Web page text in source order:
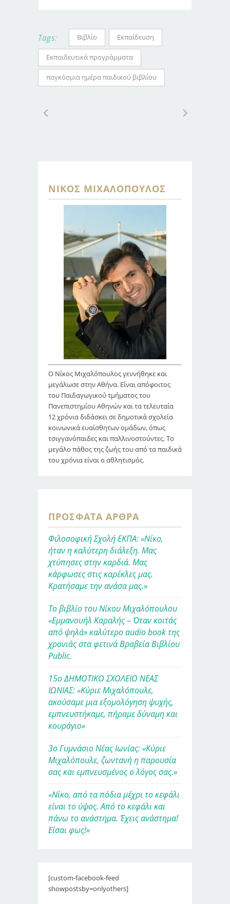
Tags: Βιβλίο Εκπαίδευση
Εκπαιδευτικά προγράμματα
παγκόσμια ημέρα παιδικού βιβλίου
ΝΊΚΟΣ ΜΙΧΑΛΌΠΟΥΛΟΣ
Ο Νίκος Μιχαλόπουλος γεννήθηκε και
μεγάλωσε στην Αθήνα. Είναι απόφοιτος
του Παιδαγωγικού τμήματος του
Πανεπιστημίου Αθηνών και τα τελευταία
12 χρόνια διδάσκει σε δημοτικά σχολεία
κοινωνικά ευαίσθητων ομάδων, όπως
τσιγγανόπαιδες και παλλινοστούντες. Το
μεγάλο πάθος της ζωής του από τα παιδικά
του χρόνια είναι ο αθλητισμός.
ΠΡΌΣΦΑΤΑ ΆΡΘΡΑ
Φιλοσοφική Σχολή ΕΚΠΑ: «Νίκο,
ήταν η καλύτερη διάλεξη. Μας
χτύπησες στην καρδιά. Μας
κάρφωσες στις καρέκλες μας.
Κρατήσαμε την ανάσα μας.»
Το βιβλίο του Νίκου Μιχαλόπουλου
«Εμμανουήλ Καραλής – Όταν κοιτάς
από ψηλά» καλύτερο audio book της
χρονιάς στα φετινά Βραβεία Βιβλίου
Public.
15ο ΔΗΜΟΤΙΚΟ ΣΧΟΛΕΙΟ ΝΕΑΣ
ΙΩΝΙΑΣ: «Κύριε Μιχαλόπουλε,
ακούσαμε μια εξομολόγηση ψυχής,
εμπνευστήκαμε, πήραμε δύναμη και
κουράγιο»
3ο Γυμνάσιο Νέας Ιωνίας: «Κύριε
Μιχαλόπουλε, ζωντανή η παρουσία
σας και εμπνευσμένος ο λόγος σας.»
«Νίκο, από τα πόδια μέχρι το κεφάλι
είναι το ύψος. Από το κεφάλι και
πάνω το ανάστημα. Έχεις ανάστημα!
Είσαι φως!»
[custom-facebook-feed
showpostsby=onlyothers]